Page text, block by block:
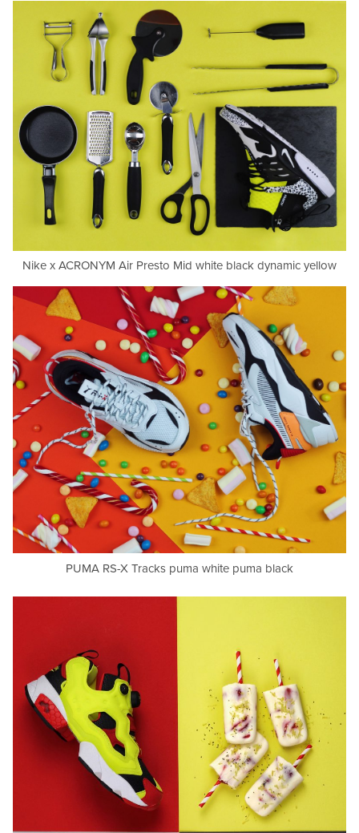
Nike x ACRONYM Air Presto Mid white black dynamic yellow
PUMA RS-X Tracks puma white puma black